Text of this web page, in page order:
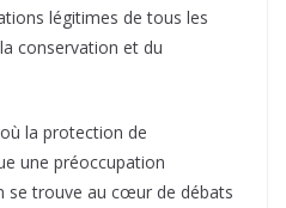
légitimes de tous les
conservation et du
la protection de
une préoccupation
se trouve au cœur de débats